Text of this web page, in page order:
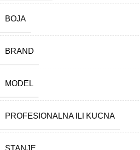
BOJA
BRAND
MODEL
PROFESIONALNA ILI KUCNA
STANJE